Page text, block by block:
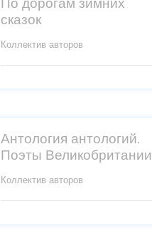
сказок
Коллектив авторов
Антология антологий.
Поэты Великобритании
Коллектив авторов